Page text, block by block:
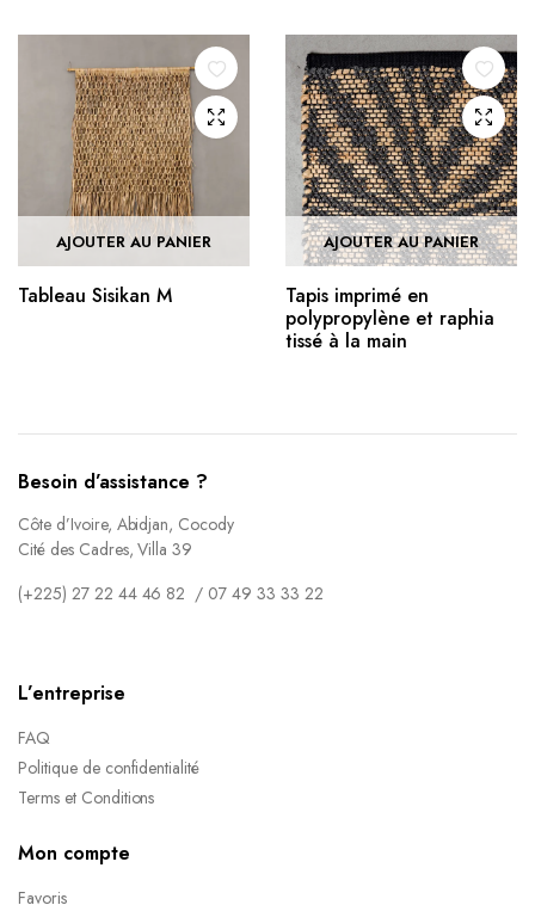
AJOUTER AU PANIER
Tableau Sisikan M
AJOUTER AU PANIER
Tapis imprimé en
polypropylène et raphia
tissé à la main
Besoin d’assistance ?
Côte d’Ivoire, Abidjan, Cocody
Cité des Cadres, Villa 39
(+225) 27 22 44 46 82 / 07 49 33 33 22
L’entreprise
FAQ
Politique de confidentialité
Terms et Conditions
Mon compte
Favoris